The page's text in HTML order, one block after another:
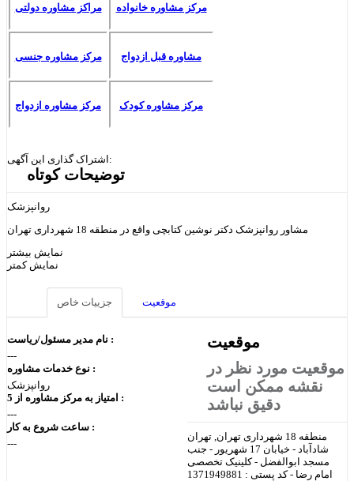
مراکز مشاوره دولتی مرکز مشاوره خانواده
مرکز مشاوره جنسی مشاوره قبل ازدواج
مرکز مشاوره ازدواج مرکز مشاوره کودک
اشتراک گذاری این آگهی:
توضیحات کوتاه
روانپزشک
مشاور روانپزشک دکتر نوشین کتابچی واقع در منطقه 18 شهرداری تهران
نمایش بیشتر
نمایش کمتر
جزییات خاص موقعیت
نام مدیر مسئول/ریاست :
---
نوع خدمات مشاوره :
روانپزشک
امتیاز به مرکز مشاوره از 5 :
---
ساعت شروع به کار :
---
موقعیت
موقعیت مورد نظر در
نقشه ممکن است
دقیق نباشد
منطقه 18 شهرداری تهران, تهران
شادآباد - خیابان 17 شهریور - جنب
مسجد ابوالفضل - کلینیک تخصصی
امام رضا - کد پستی : 1371949881